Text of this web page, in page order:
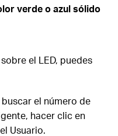
verde o azul sólido
el LED, puedes
buscar el número de
hacer clic en
Usuario.